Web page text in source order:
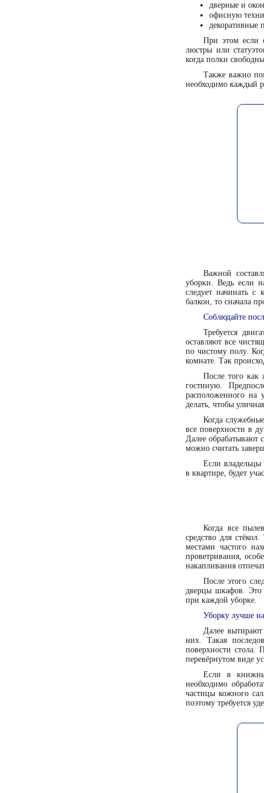
дверные и
офисную
декоративные
При этом если
люстры или
когда полки
Также важно
необходимо каждый
Важной
уборки. Ведь если
следует начинать
балкон, то сначала
Соблюдайте
Требуется
оставляют все
по чистому полу.
комнате. Так
После того как
гостиную.
расположенного на
делать, чтобы
Когда
все поверхности в
Далее обрабатывают
можно считать
Если
в квартире, будет
Когда все
средство для
местами частого
проветривания,
накапливания
После этого
дверцы шкафов. Это
при каждой уборке.
Уборку лучше
Далее
них. Такая
поверхности стола.
перевёрнутом виде
Если в
необходимо
частицы кожного
поэтому требуется